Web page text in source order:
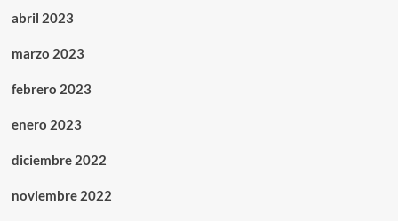
abril 2023
marzo 2023
febrero 2023
enero 2023
diciembre 2022
noviembre 2022